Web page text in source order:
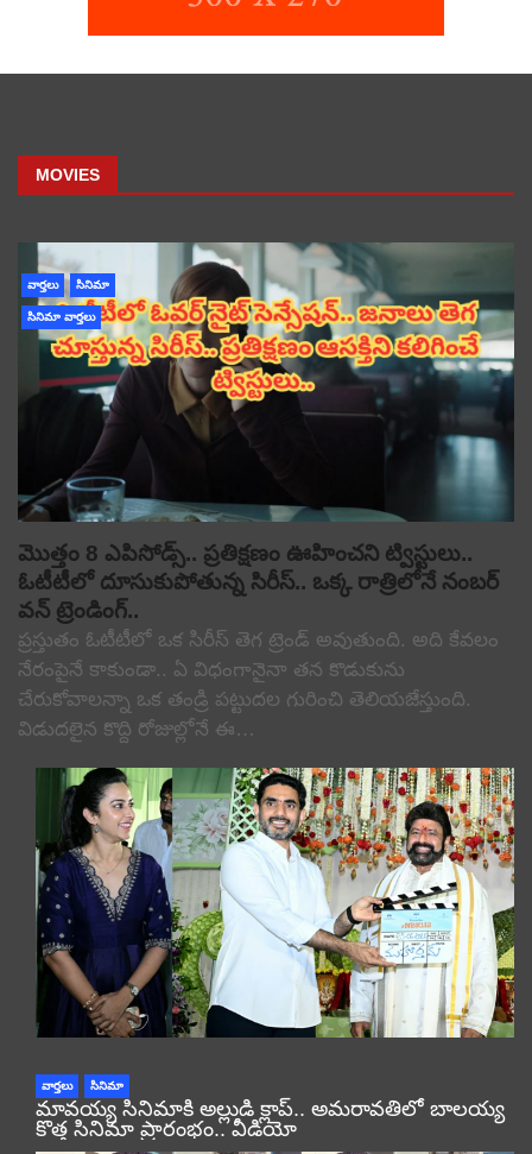
MOVIES
వార్తలు సినిమా
సినిమా వార్తలు
మొత్తం 8 ఎపిసోడ్స్.. ప్రతిక్షణం ఊహించని ట్విస్టులు..
ఓటీటీలో దూసుకుపోతున్న సిరీస్.. ఒక్క రాత్రిలోనే నంబర్
వన్ ట్రెండింగ్..
ప్రస్తుతం ఓటీటీలో ఒక సిరీస్ తెగ ట్రెండ్ అవుతుంది. అది కేవలం
నేరంపైనే కాకుండా.. ఏ విధంగానైనా తన కొడుకును
చేరుకోవాలన్నా ఒక తండ్రి పట్టుదల గురించి తెలియజేస్తుంది.
విడుదలైన కొద్ది రోజుల్లోనే ఈ…
వార్తలు సినిమా
మావయ్య సినిమాకి అల్లుడి క్లాప్.. అమరావతిలో బాలయ్య
కొత్త సినిమా ప్రారంభం.. వీడియో